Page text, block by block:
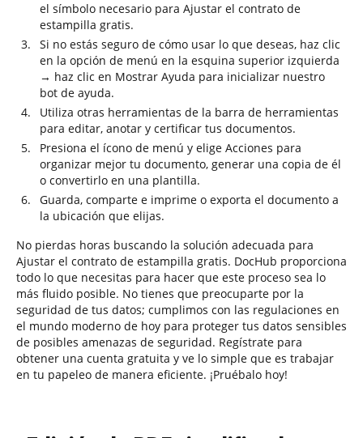
el símbolo necesario para Ajustar el contrato de
estampilla gratis.
Si no estás seguro de cómo usar lo que deseas, haz clic
en la opción de menú en la esquina superior izquierda
→ haz clic en Mostrar Ayuda para inicializar nuestro
bot de ayuda.
Utiliza otras herramientas de la barra de herramientas
para editar, anotar y certificar tus documentos.
Presiona el ícono de menú y elige Acciones para
organizar mejor tu documento, generar una copia de él
o convertirlo en una plantilla.
Guarda, comparte e imprime o exporta el documento a
la ubicación que elijas.
No pierdas horas buscando la solución adecuada para
Ajustar el contrato de estampilla gratis. DocHub proporciona
todo lo que necesitas para hacer que este proceso sea lo
más fluido posible. No tienes que preocuparte por la
seguridad de tus datos; cumplimos con las regulaciones en
el mundo moderno de hoy para proteger tus datos sensibles
de posibles amenazas de seguridad. Regístrate para
obtener una cuenta gratuita y ve lo simple que es trabajar
en tu papeleo de manera eficiente. ¡Pruébalo hoy!